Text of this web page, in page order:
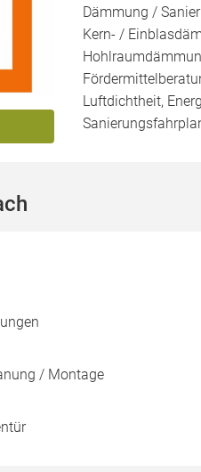
Dämmung /
Kern- /
Luftdichtheit,
/ Montage